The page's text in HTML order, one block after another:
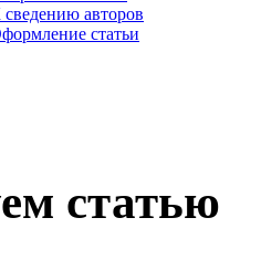
авторов
статьи
статью